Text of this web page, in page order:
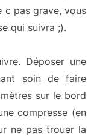
c pas grave, vous
qui suivra ;).
Déposer une
soin de faire
sur le bord
compresse (en
ne pas trouer la